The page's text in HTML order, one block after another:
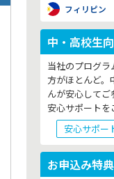
フィリピン
中・高校生
当社のプログラ
方がほとんど。
んが安心して
安心サポートを
安心サポー
お申込み特典